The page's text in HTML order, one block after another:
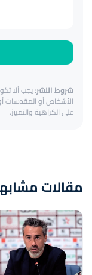
شروط النشر:يجب ألا
الأشخاص أو المقدسات أو
على الكراهية والتمييز.
مقالات